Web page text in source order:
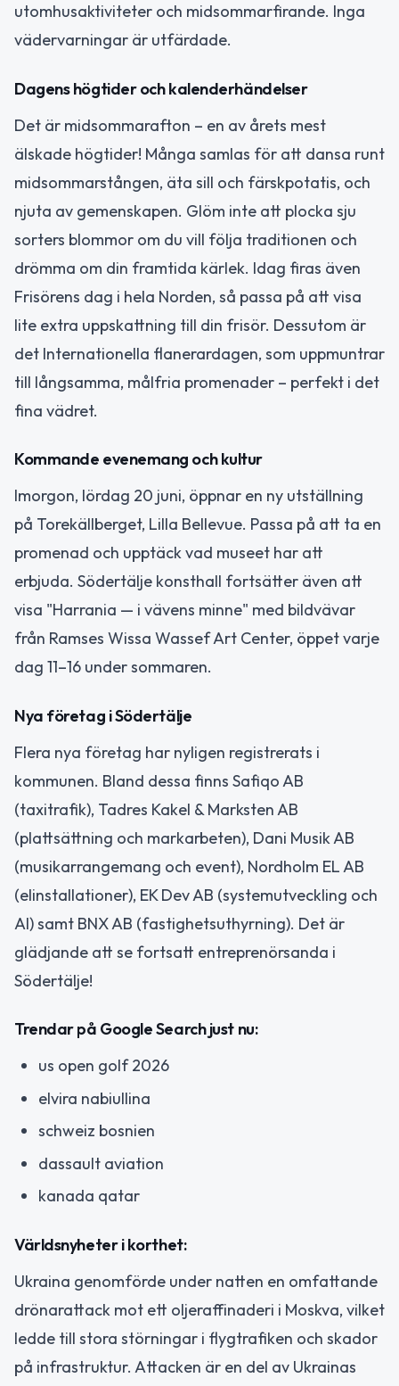
utomhusaktiviteter och midsommarfirande. Inga
vädervarningar är utfärdade.
Dagens högtider och kalenderhändelser
Det är midsommarafton – en av årets mest
älskade högtider! Många samlas för att dansa runt
midsommarstången, äta sill och färskpotatis, och
njuta av gemenskapen. Glöm inte att plocka sju
sorters blommor om du vill följa traditionen och
drömma om din framtida kärlek. Idag firas även
Frisörens dag i hela Norden, så passa på att visa
lite extra uppskattning till din frisör. Dessutom är
det Internationella flanerardagen, som uppmuntrar
till långsamma, målfria promenader – perfekt i det
fina vädret.
Kommande evenemang och kultur
Imorgon, lördag 20 juni, öppnar en ny utställning
på Torekällberget, Lilla Bellevue. Passa på att ta en
promenad och upptäck vad museet har att
erbjuda. Södertälje konsthall fortsätter även att
visa "Harrania — i vävens minne" med bildvävar
från Ramses Wissa Wassef Art Center, öppet varje
dag 11–16 under sommaren.
Nya företag i Södertälje
Flera nya företag har nyligen registrerats i
kommunen. Bland dessa finns Safiqo AB
(taxitrafik), Tadres Kakel & Marksten AB
(plattsättning och markarbeten), Dani Musik AB
(musikarrangemang och event), Nordholm EL AB
(elinstallationer), EK Dev AB (systemutveckling och
AI) samt BNX AB (fastighetsuthyrning). Det är
glädjande att se fortsatt entreprenörsanda i
Södertälje!
Trendar på Google Search just nu:
us open golf 2026
elvira nabiullina
schweiz bosnien
dassault aviation
kanada qatar
Världsnyheter i korthet:
Ukraina genomförde under natten en omfattande
drönarattack mot ett oljeraffinaderi i Moskva, vilket
ledde till stora störningar i flygtrafiken och skador
på infrastruktur. Attacken är en del av Ukrainas